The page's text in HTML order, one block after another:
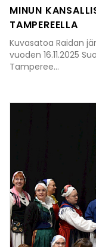
MINUN
TAMPEREELLA
Kuvasatoa Raidan
vuoden 16.11.2025
Tamperee...